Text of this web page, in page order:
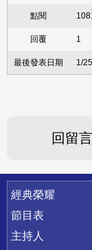
1
1/
回留
快速連結
經典榮耀
節目表
主持人